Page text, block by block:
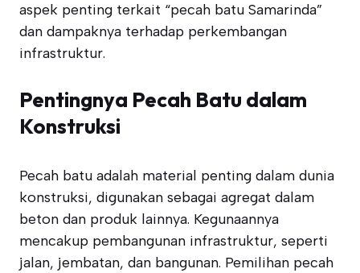
aspek penting terkait “pecah batu Samarinda”
dan dampaknya terhadap perkembangan
infrastruktur.
Pentingnya Pecah Batu dalam
Konstruksi
Pecah batu adalah material penting dalam dunia
konstruksi, digunakan sebagai agregat dalam
beton dan produk lainnya. Kegunaannya
mencakup pembangunan infrastruktur, seperti
jalan, jembatan, dan bangunan. Pemilihan pecah